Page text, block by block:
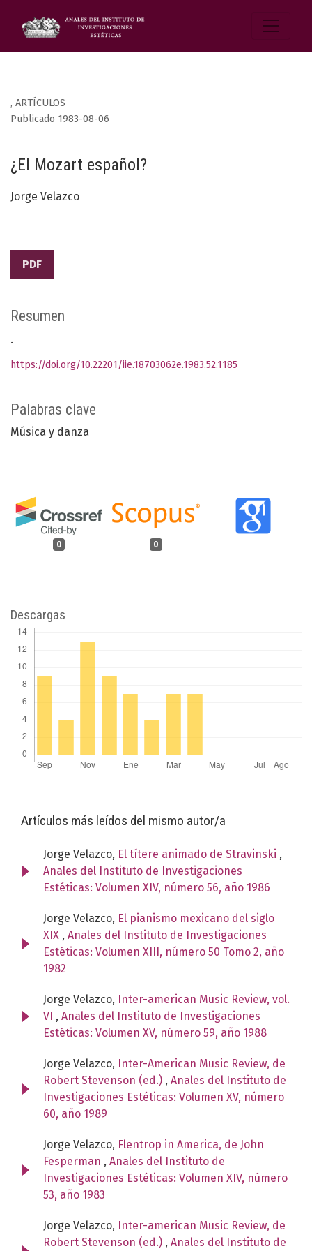
, ARTÍCULOS
¿El Mozart español?
Publicado 1983-08-06
Jorge Velazco
PDF
Palabras clave
Música y danza
0 0
Resumen
.
https://doi.org/10.22201/iie.18703062e.1983.52.1185
Descargas
Artículos más leídos del mismo autor/a
Jorge Velazco, El títere animado de Stravinski ,
Anales del Instituto de Investigaciones
Estéticas: Volumen XIV, número 56, año 1986
Jorge Velazco, El pianismo mexicano del siglo
XIX , Anales del Instituto de Investigaciones
Estéticas: Volumen XIII, número 50 Tomo 2, año
1982
Jorge Velazco, Inter-american Music Review, vol.
VI , Anales del Instituto de Investigaciones
Estéticas: Volumen XV, número 59, año 1988
Jorge Velazco, Inter-American Music Review, de
Robert Stevenson (ed.) , Anales del Instituto de
Investigaciones Estéticas: Volumen XV, número
60, año 1989
Jorge Velazco, Flentrop in America, de John
Fesperman , Anales del Instituto de
Investigaciones Estéticas: Volumen XIV, número
53, año 1983
Jorge Velazco, Inter-american Music Review, de
Robert Stevenson (ed.) , Anales del Instituto de